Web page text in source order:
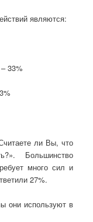
являются:
33%
ли Вы, что
Большинство
много сил и
27%.
они используют в